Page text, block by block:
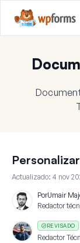
Actualizado: 4 nov
PorUmair
Redactor
REVISADO
Redactor